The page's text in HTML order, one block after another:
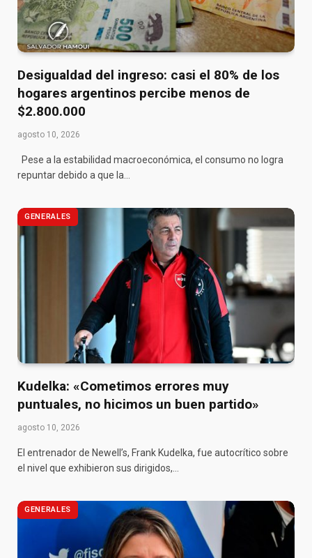
Desigualdad del ingreso: casi el 80% de los
hogares argentinos percibe menos de
$2.800.000
agosto 10, 2026
Pese a la estabilidad macroeconómica, el consumo no logra
repuntar debido a que la…
GENERALES
Kudelka: «Cometimos errores muy
puntuales, no hicimos un buen partido»
agosto 10, 2026
El entrenador de Newell’s, Frank Kudelka, fue autocrítico sobre
el nivel que exhibieron sus dirigidos,…
GENERALES